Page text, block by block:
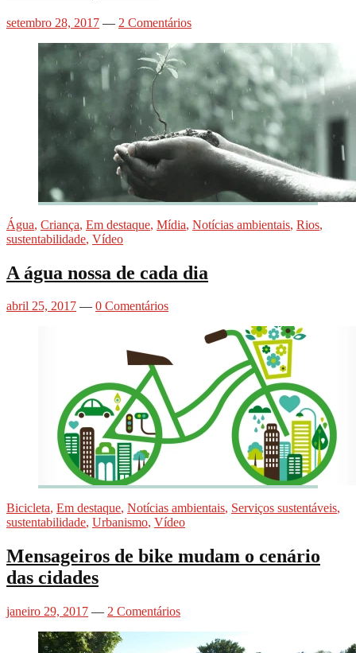
setembro 28, 2017 — 2 Comentários
Água, Criança, Em destaque, Mídia, Notícias ambientais, Rios,
sustentabilidade, Vídeo
A água nossa de cada dia
abril 25, 2017 — 0 Comentários
Bicicleta, Em destaque, Notícias ambientais, Serviços sustentáveis,
sustentabilidade, Urbanismo, Vídeo
Mensageiros de bike mudam o cenário
das cidades
janeiro 29, 2017 — 2 Comentários